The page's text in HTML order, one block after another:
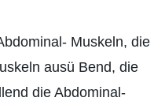
Muskeln, die
ausü Bend, die
die Abdominal-